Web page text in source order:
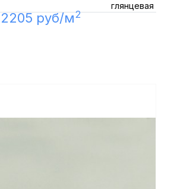
глянцевая
2205 руб/м2